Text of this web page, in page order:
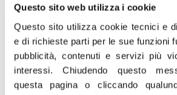
Questo sito web utilizza i cookie
Questo sito utilizza cookie tecnici e
e di richieste parti per le sue funzioni
pubblicità, contenuti e servizi più
interessi.Chiudendo questo
questa pagina o cliccando